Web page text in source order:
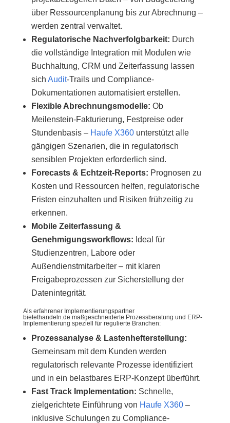
über Ressourcenplanung bis zur Abrechnung –
werden zentral verwaltet.
Regulatorische Nachverfolgbarkeit: Durch
die vollständige Integration mit Modulen wie
Buchhaltung, CRM und Zeiterfassung lassen
sich Audit-Trails und Compliance-
Dokumentationen automatisiert erstellen.
Flexible Abrechnungsmodelle: Ob
Meilenstein-Fakturierung, Festpreise oder
Stundenbasis – Haufe X360unterstützt alle
gängigen Szenarien, die in regulatorisch
sensiblen Projekten erforderlich sind.
Forecasts & Echtzeit-Reports: Prognosen zu
Kosten und Ressourcen helfen, regulatorische
Fristen einzuhalten und Risiken frühzeitig zu
erkennen.
Mobile Zeiterfassung &
Genehmigungsworkflows: Ideal für
Studienzentren, Labore oder
Außendienstmitarbeiter – mit klaren
Freigabeprozessen zur Sicherstellung der
Datenintegrität.
Als erfahrener Implementierungspartner
bietethandeln.de maßgeschneiderte Prozessberatung und ERP-
Implementierung speziell für regulierte Branchen:
Prozessanalyse & Lastenhefterstellung:
Gemeinsam mit dem Kunden werden
regulatorisch relevante Prozesse identifiziert
und in ein belastbares ERP-Konzept überführt.
Fast Track Implementation: Schnelle,
zielgerichtete Einführung von Haufe X360–
inklusive Schulungen zu Compliance-